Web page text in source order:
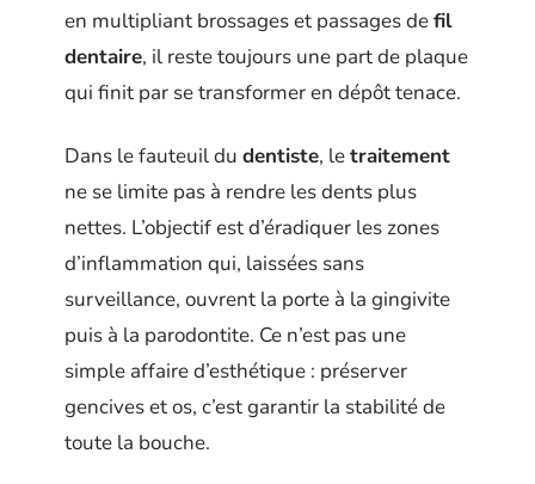
en multipliant brossages et passages defil
dentaire, il reste toujours une part de plaque
qui finit par se transformer en dépôt tenace.
Dans le fauteuil du dentiste, letraitement
ne se limite pas à rendre les dents plus
nettes. L’objectif est d’éradiquer les zones
d’inflammation qui, laissées sans
surveillance, ouvrent la porte à la gingivite
puis à la parodontite. Ce n’est pas une
simple affaire d’esthétique : préserver
gencives et os, c’est garantir la stabilité de
toute la bouche.